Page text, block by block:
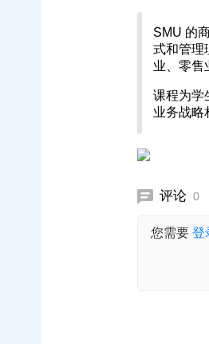
SMU 的
式和管理
业、零售
课程为学
业务战略
评论 0
您需要 登